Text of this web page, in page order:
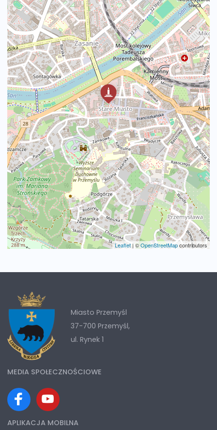
Leaflet|©OpenStreetMapcontributors
Miasto Przemyśl
37-700 Przemyśl,
ul. Rynek 1
MEDIA SPOŁECZNOŚCIOWE
APLIKACJA MOBILNA